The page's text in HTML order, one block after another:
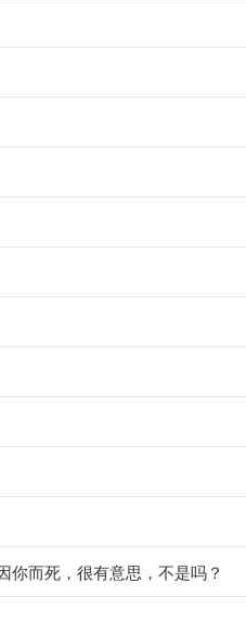
你而死，很有意思，不是吗？